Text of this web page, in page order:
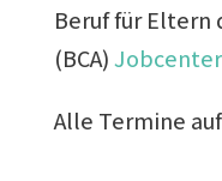
Beruf für Eltern
(BCA)
Alle Termine